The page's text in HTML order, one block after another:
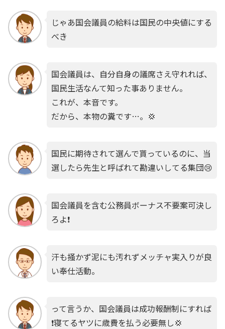
じゃあ国会議員の給料は国民の中央値にする
べき
国会議員は、自分自身の議席さえ守れれば、
国民生活なんて知った事ありません。
これが、本音です。
だから、本物の糞です…。💢
国民に期待されて選んで貰っているのに、当
選したら先生と呼ばれて勘違いしてる集団😢
国会議員を含む公務員ボーナス不要案可決し
ろよ❗
汗も掻かず泥にも汚れずメッチャ実入りが良
い奉仕活動。
って言うか、国会議員は成功報酬制にすれば
❗️寝てるヤツに歳費を払う必要無し💢